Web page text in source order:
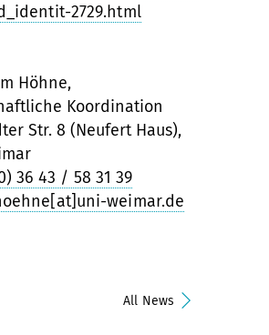
2729.html
Höhne,
Koordination
Str. 8 (Neufert Haus),
36 43 / 58 31 39
weimar.de
All News